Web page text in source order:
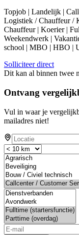
Topjob | Landelijk |
Logistiek / Chauffeur /
Chauffeur | Koerier |
Weekendwerk |
school | MBO | HBO |
Solliciteer direct
Dit kan al binnen twee
Ontvang
Vul in waar je
mailadres niet!